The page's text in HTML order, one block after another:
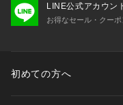
LINE公式アカウン
お得なセール・クー
初めての方へ